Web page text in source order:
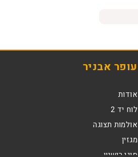
עופר אבניר
אודות
לוח יד 2
אולמות תצוגה
מגזין